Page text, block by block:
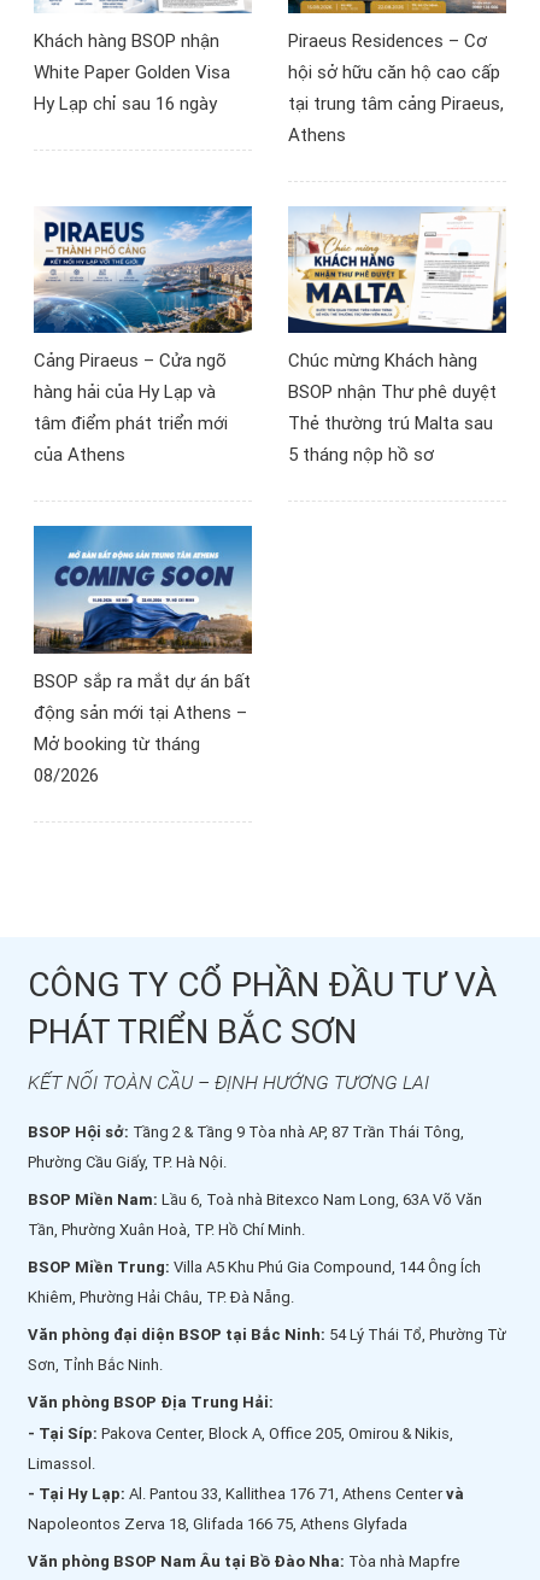
tiếp cận thị trường bất
động sản châu Âu.
Khách hàng BSOP nhận
White Paper Golden Visa
Hy Lạp chỉ sau 16 ngày
Piraeus Residences – Cơ
hội sở hữu căn hộ cao cấp
tại trung tâm cảng Piraeus,
Athens
Cảng Piraeus – Cửa ngõ
hàng hải của Hy Lạp và
tâm điểm phát triển mới
của Athens
Chúc mừng Khách hàng
BSOP nhận Thư phê duyệt
Thẻ thường trú Malta sau
5 tháng nộp hồ sơ
BSOP sắp ra mắt dự án bất
động sản mới tại Athens –
Mở booking từ tháng
08/2026
CÔNG TY CỔ PHẦN ĐẦU TƯ VÀ
PHÁT TRIỂN BẮC SƠN
KẾT NỐI TOÀN CẦU – ĐỊNH HƯỚNG TƯƠNG LAI
BSOP Hội sở: Tầng 2 & Tầng 9 Tòa nhà AP, 87 Trần Thái Tông,
Phường Cầu Giấy, TP. Hà Nội.
BSOP Miền Nam: Lầu 6, Toà nhà Bitexco Nam Long, 63A Võ Văn
Tần, Phường Xuân Hoà, TP. Hồ Chí Minh.
BSOP Miền Trung: Villa A5 Khu Phú Gia Compound, 144 Ông Ích
Khiêm, Phường Hải Châu, TP. Đà Nẵng.
Văn phòng đại diện BSOP tại Bắc Ninh: 54 Lý Thái Tổ, Phường Từ
Sơn, Tỉnh Bắc Ninh.
Văn phòng BSOP Địa Trung Hải:
- Tại Síp: Pakova Center, Block A, Office 205, Omirou & Nikis,
Limassol.
- Tại Hy Lạp: Al. Pantou 33, Kallithea 176 71, Athens Centervà
Napoleontos Zerva 18, Glifada 166 75, Athens Glyfada
Văn phòng BSOP Nam Âu tại Bồ Đào Nha: Tòa nhà Mapfre